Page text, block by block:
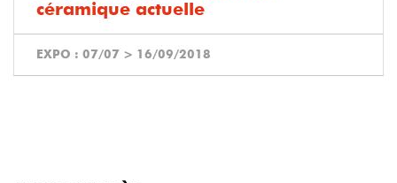
céramique actuelle
EXPO : 07/07 > 16/09/2018